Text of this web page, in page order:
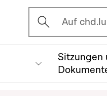
Ouvrir l'écran de
Auf
Sitzungen